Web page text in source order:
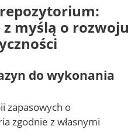
myślą o rozwoju
do wykonania
zapasowych o
zgodnie z własnymi